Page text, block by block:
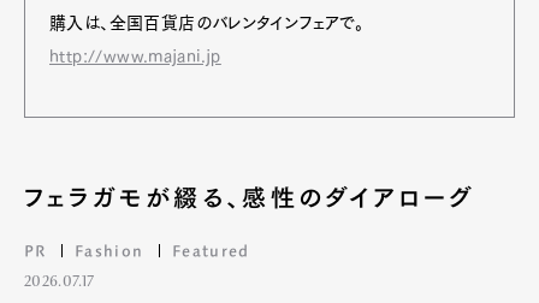
購入は、全国百貨店のバレンタインフェアで。
http://www.majani.jp
フェラガモが綴る、感性のダイアローグ
PR Fashion Featured
2026.07.17